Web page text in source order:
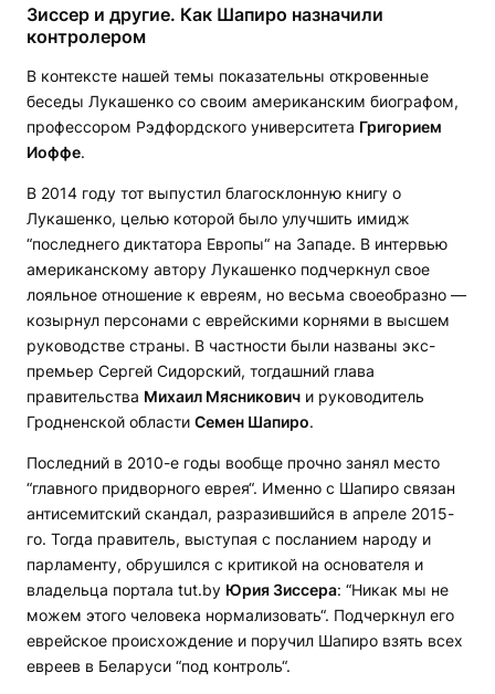
Зиссер и другие. Как Шапиро назначили
контролером
В контексте нашей темы показательны откровенные
беседы Лукашенко со своим американским биографом,
профессором Рэдфордского университета Григорием
Иоффе.
В 2014 году тот выпустил благосклонную книгу о
Лукашенко, целью которой было улучшить имидж
“последнего диктатора Европы“ на Западе. В интервью
американскому автору Лукашенко подчеркнул свое
лояльное отношение к евреям, но весьма своеобразно —
козырнул персонами с еврейскими корнями в высшем
руководстве страны. В частности были названы экс-
премьер Сергей Сидорский, тогдашний глава
правительства Михаил Мясникович и руководитель
Гродненской области Семен Шапиро.
Последний в 2010-е годы вообще прочно занял место
“главного придворного еврея“. Именно с Шапиро связан
антисемитский скандал, разразившийся в апреле 2015-
го. Тогда правитель, выступая с посланием народу и
парламенту, обрушился с критикой на основателя и
владельца портала tut.by Юрия Зиссера: “Никак мы не
можем этого человека нормализовать“. Подчеркнул его
еврейское происхождение и поручил Шапиро взять всех
евреев в Беларуси “под контроль“.